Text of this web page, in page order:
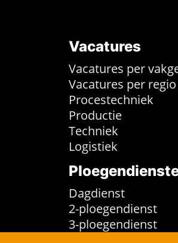
Vacatures
Vacatures per
Vacatures per regio
Procestechniek
Productie
Techniek
Logistiek
Dagdienst
2-ploegendienst
3-ploegendienst